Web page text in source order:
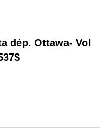
dép. Ottawa- Vol